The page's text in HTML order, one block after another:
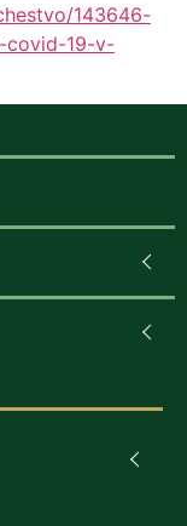
143646-
covid-19-v-